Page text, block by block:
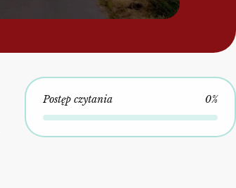
Postęp czytania 0%